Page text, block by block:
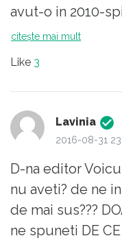
avut-o in 2010-
2012 mi-am rupt
tije pentru
ca am cancer
cam 5 luni la
pe care l-au
sub clavicula,
pentru a putea
aparat de ala
citește mai mult
Like 3
Lavinia
2016-08-31
D-na editor
nu aveti? de ne
de mai sus???
ne spuneti DE